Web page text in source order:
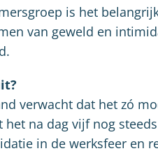
is het
van geweld en
verwacht dat het zó
het na dag vijf nog
in de werksfeer en